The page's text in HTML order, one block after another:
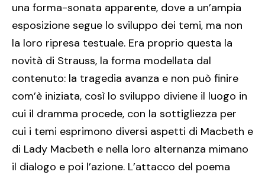
una forma-sonata apparente, dove a un’ampia
esposizione segue lo sviluppo dei temi, ma non
la loro ripresa testuale. Era proprio questa la
novità di Strauss, la forma modellata dal
contenuto: la tragedia avanza e non può finire
com’è iniziata, così lo sviluppo diviene il luogo in
cui il dramma procede, con la sottigliezza per
cui i temi esprimono diversi aspetti di Macbeth e
di Lady Macbeth e nella loro alternanza mimano
il dialogo e poi l’azione. L’attacco del poema